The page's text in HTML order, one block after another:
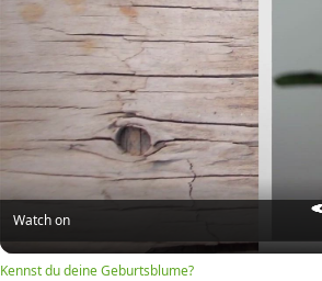
Watch on
Kennst du deine Geburtsblume?